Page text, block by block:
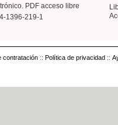
PDF acceso libre
1396-219-1
contratación :: Política de privacidad ::